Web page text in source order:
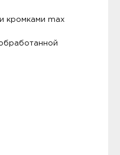
кромками max